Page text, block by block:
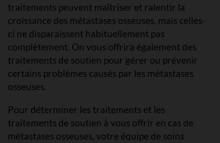
traitements peuvent maîtriser et ralentir la
croissance des métastases osseuses, mais celles-
ci ne disparaissent habituellement pas
complètement. On vous offrira également des
traitements de soutien pour gérer ou prévenir
certains problèmes causés par les métastases
osseuses.
Pour déterminer les traitements et les
traitements de soutien à vous offrir en cas de
métastases osseuses, votre équipe de soins